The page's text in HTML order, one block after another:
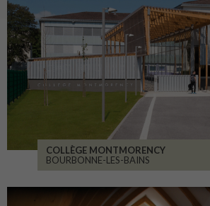
COLLÈGE MONTMORENCY
BOURBONNE-LES-BAINS